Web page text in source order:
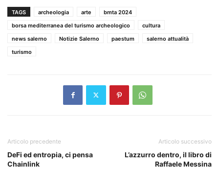
TAGS archeologia arte
bmta 2024
borsa mediterranea del turismo archeologico
cultura
news salerno
Notizie Salerno paestum
salerno attualità
turismo
Articolo precedente
DeFi ed entropia, ci pensa
Chainlink
Articolo successivo
L’azzurro dentro, il libro di
Raffaele Messina